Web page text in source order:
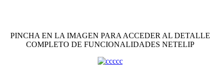
PINCHA EN LA IMAGEN PARA ACCEDER AL DETALLE
COMPLETO DE FUNCIONALIDADES NETELIP